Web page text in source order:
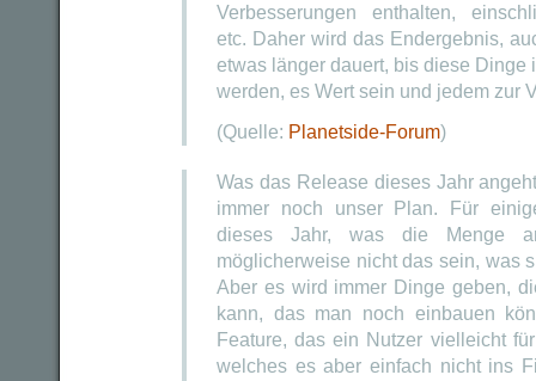
Verbesserungen enthalten,
etc. Daher wird das Endergebnis,
etwas länger dauert, bis diese Dinge
werden, es Wert sein und jedem zur
(Quelle: Planetside-Forum)
Was das Release dieses Jahr
immer noch unser Plan. Für
dieses Jahr, was die Menge
möglicherweise nicht das sein, was
Aber es wird immer Dinge geben,
kann, das man noch einbauen
Feature, das ein Nutzer vielleicht für
welches es aber einfach nicht ins